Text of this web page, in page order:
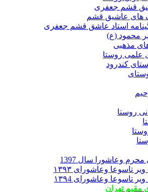
قشم جعفری
های عاشیق قشم
استاد عاشق قشم جعفری
محمود (ع)
مذهبی
علمی روستا
کندرود
روستا
وعاشورا سال 1397
تاسوعا وعاشورای ۱۳۹۳
تاسوعا وعاشورای ۱۳۹4
مقیم تهران